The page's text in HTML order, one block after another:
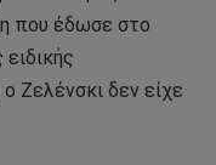
που έδωσε στο
Ζελένσκι δεν είχε